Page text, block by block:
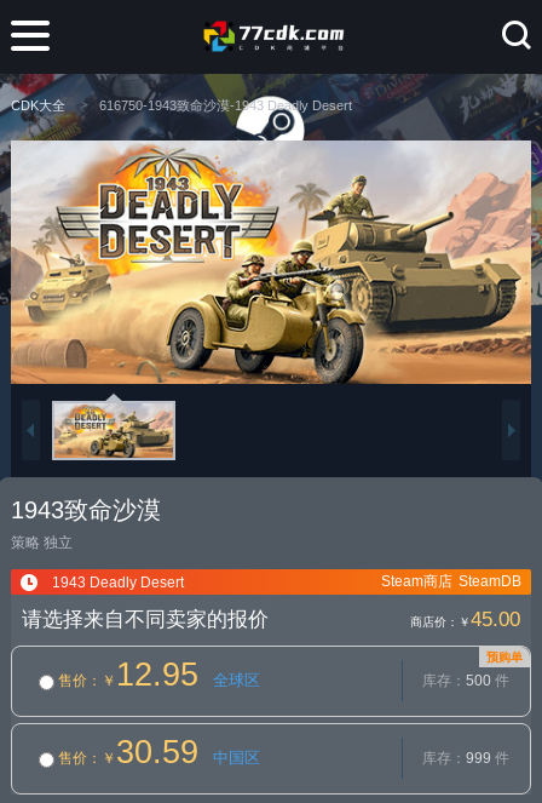
CDK大全 616750-1943致命沙漠-1943 Deadly Desert
1943致命沙漠
策略 独立
1943 Deadly Desert SteamDB
Steam商店
请选择来自不同卖家的报价 商店价： ￥45.00
预购单
售价 ：￥ 12.95 全球区 库存： 500件
售价 ：￥ 30.59 中国区 库存： 999 件